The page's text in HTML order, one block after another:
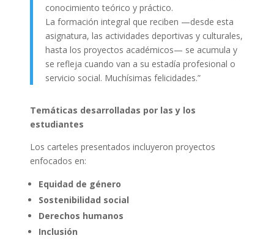
conocimiento teórico y práctico.
La formación integral que reciben —desde esta
asignatura, las actividades deportivas y culturales,
hasta los proyectos académicos— se acumula y
se refleja cuando van a su estadía profesional o
servicio social. Muchísimas felicidades.”
Temáticas desarrolladas por las y los
estudiantes
Los carteles presentados incluyeron proyectos
enfocados en:
Equidad de género
Sostenibilidad social
Derechos humanos
Inclusión